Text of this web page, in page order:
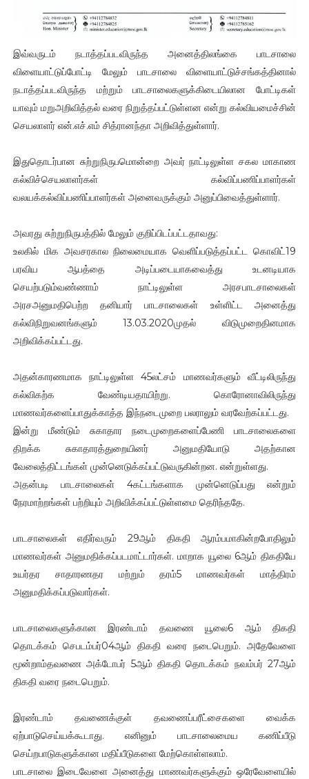
இவ்வருடம் நடாத்தப்படவிருந்த அனைத்திலங்கை பாடசாலை
விளையாட்டுப்போட்டி மேலும் பாடசாலை விளையாட்டுச்சங்கத்தினால்
நடாத்தப்படவிருந்த மற்றும் பாடசாலைகளுக்கிடையிலான போட்டிகள்
யாவும் மறுஅறிவித்தல் வரை நிறுத்தப்பட்டுள்ளன என்று கல்வியமைச்சின்
செயலாளர் என்.எச்.எம் சித்ரானந்தா அறிவித்துள்ளார்.
இதுதொடர்பான சுற்றுநிருபமொன்றை அவர் நாட்டிலுள்ள சகல மாகாண
கல்விச்செயலாளர்கள் கல்விப்பணிப்பாளர்கள்
வலயக்கல்விப்பணிப்பாளர்கள் அனைவருக்கும் அனுப்பிவைத்துள்ளார்.
அவரது சுற்றுநிருபத்தில் மேலும் குறிப்பிடப்பட்டதாவது:
உலகில் மிக அவசரகால நிலைமையாக வெளிப்படுத்தப்பட்ட கொவிட்19
பரவிய ஆபத்தை அடிப்படையாகவைத்து உடனடியாக
செயற்படும்வண்ணாம் நாட்டிலுள்ள அரசபாடசாலைகள்
அரசஅனுமதிபெற்ற தனியார் பாடசாலைகள் உள்ளிட்ட அனைத்து
கல்விநிறுவனங்களும் 13.03.2020முதல் விடுமுறைதினமாக
அறிவிக்கப்பட்டது.
அதன்காரணமாக நாட்டிலுள்ள 45லட்சம் மாணவர்களும் வீட்டிலிருந்து
கல்விகற்க வேண்டியதாயிற்று. கொரோனாவிலிருந்து
மாணவர்களைப்பாதுக்காத்த இந்நடைமுறை பலராலும் வரவேற்கப்பட்டது.
இன்று மீண்டும் சுகாதார நடைமுறைகளைப்பேணி பாடசாலைகளை
திறக்க சுகாதாரத்துறையினர் அனுமதியோடு அதற்கான
வேலைத்திட்டங்கள் முன்னெடுக்கப்பட்டுவருகின்றன. என்றுள்ளது.
அதன்படி பாடசாலைகள் 4கட்டங்களாக முன்னெடுப்பது என்றும்
நேரமாற்றங்கள் பற்றியும் அறிவிக்கப்பட்டுள்ளமை தெரிந்ததே.
பாடசாலைகள் எதிர்வரும் 29ஆம் திகதி ஆரம்பமாகின்றபோதிலும்
மாணவர்கள் அனுமதிக்கப்படமாட்டார்கள். மாறாக யூலை 6ஆம் திகதியே
உயர்தர சாதாரணதர மற்றும் தரம்5 மாணவர்கள் மாத்திரம்
அனுமதிக்கப்படுவார்கள்.
பாடசாலைகளுக்கான இரண்டாம் தவணை யூலை6 ஆம் திகதி
தொடக்கம் செபடம்பர்04ஆம் திகதி வரை நடைபெறும். அதேவேளை
மூன்றாம்தவணை அக்டோபர் 5ஆம் திகதி தொடக்கம் நவம்பர் 27ஆம்
திகதி வரை நடைபெறும்.
இரண்டாம் தவணைக்குள் தவணைப்பரீட்சைகளை வைக்க
ஏற்பாடுசெய்யக்கூடாது. எனினும் பாடசாலைமைய கணிப்பீடு
செய்றபாடுகளுக்கான மதிப்பீடுகளை மேற்கொள்ளலாம்.
பாடசாலை இடைவேளை அனைத்து மாணவர்களுக்கும் ஒரேவேளையில்